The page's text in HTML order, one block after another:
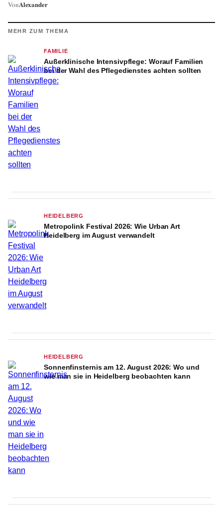
VonAlexander
MEHR ZUM THEMA
FAMILIE
Außerklinische Intensivpflege: Worauf Familien
bei der Wahl des Pflegedienstes achten sollten
HEIDELBERG
Metropolink Festival 2026: Wie Urban Art
Heidelberg im August verwandelt
HEIDELBERG
Sonnenfinsternis am 12. August 2026: Wo und
wie man sie in Heidelberg beobachten kann